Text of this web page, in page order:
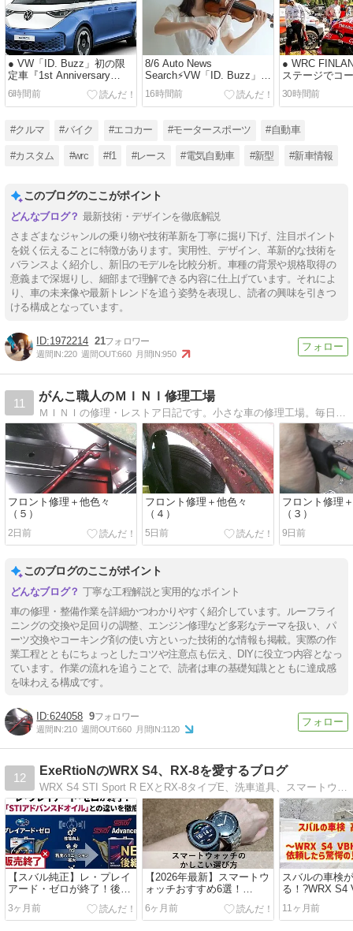
● VW「ID. Buzz」初の限
定車『1st Anniversary
Edition』を発売
6時間前
8/6 Auto News
Search⚡️VW「ID. Buzz」ド
ラえもんとコラボ
16時間前
● WRC
ステージでコ
田貴元（コメ
30時間前
#クルマ #バイク #エコカー #モータースポーツ #自動車
#カスタム #wrc #f1 #レース #電気自動車 #新型 #新車情報
このブログのここがポイント
最新技術・デザインを徹底解説
さまざまなジャンルの乗り物や技術革新を丁寧に掘り下げ、注目ポイント
を鋭く伝えることに特徴があります。実用性、デザイン、革新的な技術を
バランスよく紹介し、新旧のモデルを比較分析。車種の背景や規格取得の
意義まで深堀りし、細部まで理解できる内容に仕上げています。それによ
り、車の未来像や最新トレンドを追う姿勢を表現し、読者の興味を引きつ
ける構成となっています。
1972214 21
週間IN:220 週間OUT:660 月間IN:950
11
がんこ職人のＭＩＮＩ修理工場
フロント修理＋他色々
（５）
2日前
フロント修理＋他色々
（４）
5日前
フロント修理
（３）
9日前
このブログのここがポイント
丁寧な工程解説と実用的なポイント
車の修理・整備作業を詳細かつわかりやすく紹介しています。ルーフライ
ニングの交換や足回りの調整、エンジン修理など多彩なテーマを扱い、パ
ーツ交換やコーキング剤の使い方といった技術的な情報も掲載。実際の作
業工程とともにちょっとしたコツや注意点も伝え、DIYに役立つ内容となっ
ています。作業の流れを追うことで、読者は車の基礎知識とともに達成感
を味わえる構成です。
624058 9
週間IN:210 週間OUT:660 月間IN:1120
12
ExeRtioNのWRX S4、RX-8を愛するブログ
WRX S4 STI Sport R EXとRX-8タイプE、洗車道具、スマートウォッチなどのガジェットについてひたすらレビューし続けているブログです。Amazon購入額年間100万オーバーの忖度なしガチレビュー！
【スバル純正】レ・プレイ
アード・ゼロが終了！後継
「STIアドバンスドオイ
ル」との違いを徹底解説
3ヶ月前
【2026年最新】スマートウ
ォッチおすすめ6選！
Pixel/Garmin両使いのガジ
ェットオタクが目的別に厳
6ヶ月前
スバルの車検
る！?WRX S4
私が明細を大
11ヶ月前